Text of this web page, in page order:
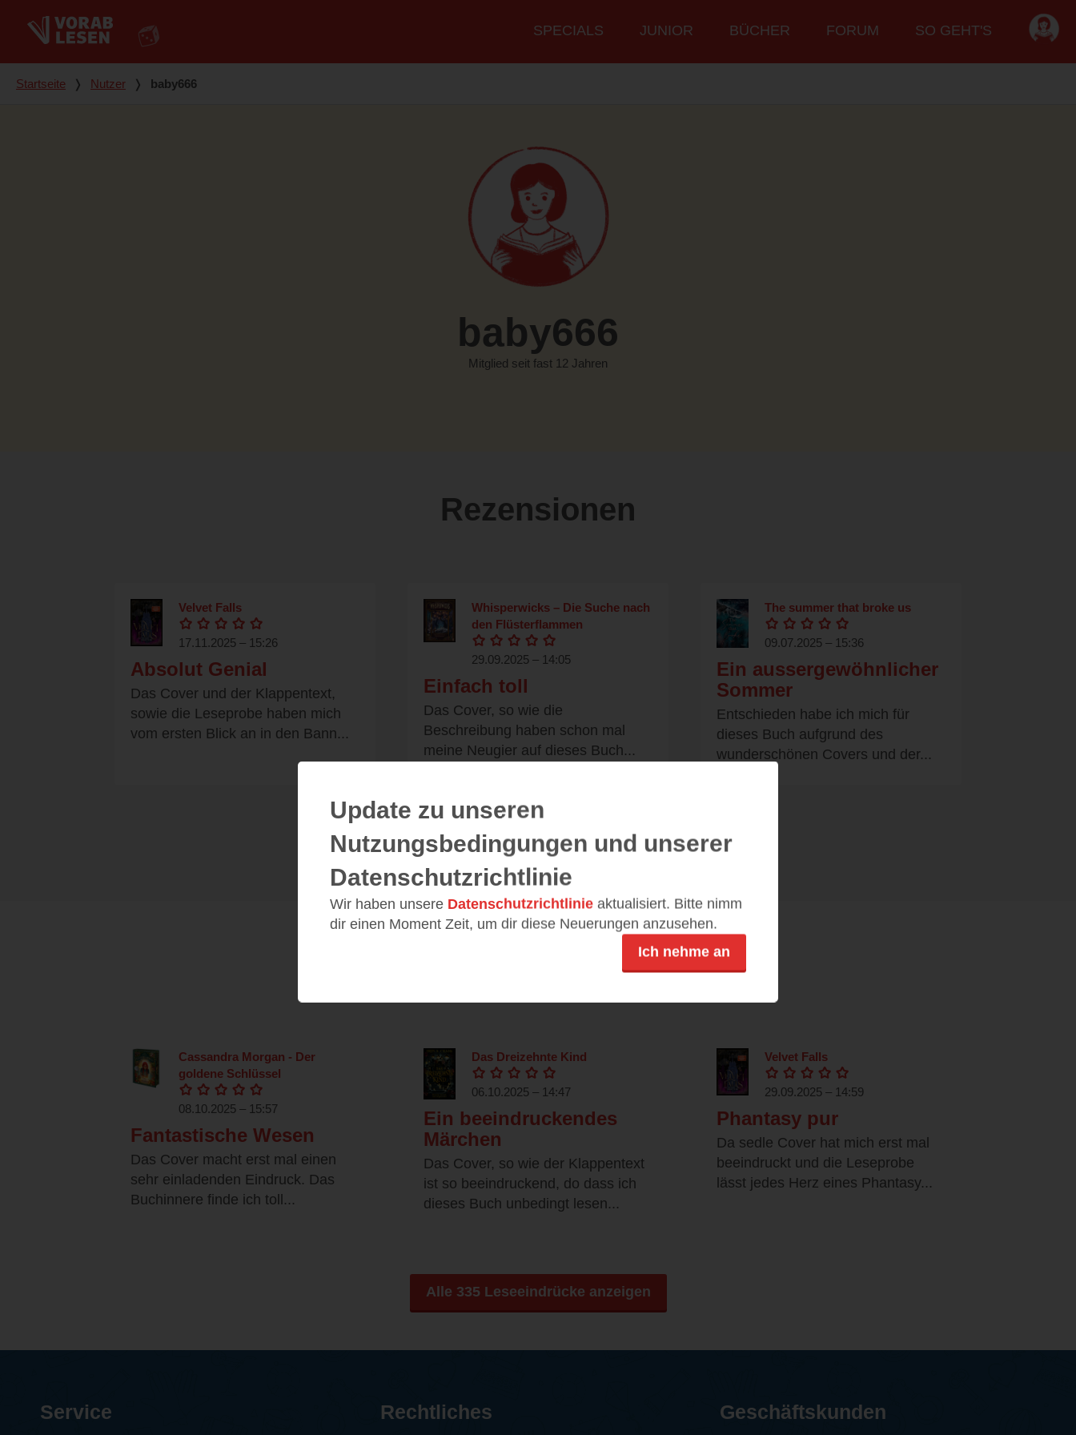
Hauptmenü
SPECIALS JUNIOR BÜCHER FORUM SO GEHT'S
Du bist hier
Startseite ❭ Nutzer ❭ baby666
baby666
Mitglied seit fast 12 Jahren
Rezensionen
Velvet Falls
17.11.2025 – 15:26
Absolut Genial
Das Cover und der Klappentext,
sowie die Leseprobe haben mich
vom ersten Blick an in den Bann...
Whisperwicks – Die Suche nach
den Flüsterflammen
29.09.2025 – 14:05
Einfach toll
Das Cover, so wie die
Beschreibung haben schon mal
meine Neugier auf dieses Buch...
The summer that broke us
09.07.2025 – 15:36
Ein aussergewöhnlicher
Sommer
Entschieden habe ich mich für
dieses Buch aufgrund des
wunderschönen Covers und der...
Alle 121 Rezensionen anzeigen
Leseeindrücke
Cassandra Morgan - Der
goldene Schlüssel
08.10.2025 – 15:57
Fantastische Wesen
Das Cover macht erst mal einen
sehr einladenden Eindruck. Das
Buchinnere finde ich toll...
Das Dreizehnte Kind
06.10.2025 – 14:47
Ein beeindruckendes
Märchen
Das Cover, so wie der Klappentext
ist so beeindruckend, do dass ich
dieses Buch unbedingt lesen...
Velvet Falls
29.09.2025 – 14:59
Phantasy pur
Da sedle Cover hat mich erst mal
beeindruckt und die Leseprobe
lässt jedes Herz eines Phantasy...
Alle 335 Leseeindrücke anzeigen
Update zu unseren
Nutzungsbedingungen und unserer
Datenschutzrichtlinie
Wir haben unsere Datenschutzrichtlinie aktualisiert. Bitte nimm
dir einen Moment Zeit, um dir diese Neuerungen anzusehen.
Ich nehme an
Service Rechtliches Geschäftskunden